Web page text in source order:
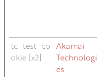
tc_test_co
okie [x2]
Akamai
Technologi
es